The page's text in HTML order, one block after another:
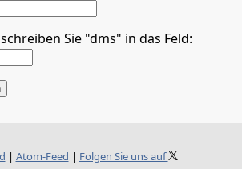
Sie "dms" in das Feld:
| Atom-Feed | Folgen Sie uns auf